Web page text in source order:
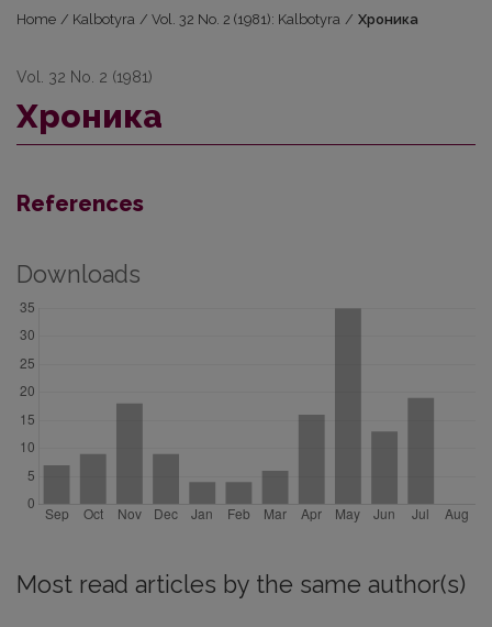
Home / Kalbotyra / Vol. 32 No. 2 (1981): Kalbotyra / Хроника
Vol. 32 No. 2 (1981)
Хроника
References
Downloads
Most read articles by the same author(s)